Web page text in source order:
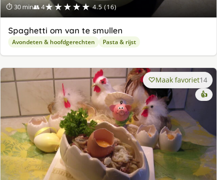
⏱ 30 min👥 4★★★★★ 4.5 (16)
Spaghetti om van te smullen
Avondeten & hoofdgerechten Pasta & rijst
Maak favoriet14
👍